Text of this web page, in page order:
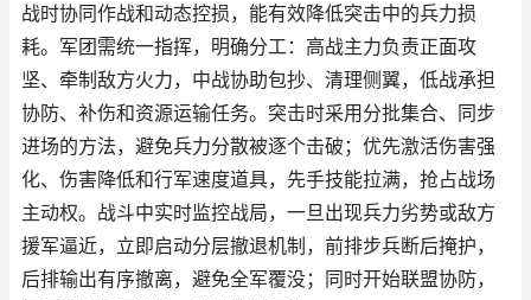
战时协同作战和动态控损，能有效降低突击中的兵力损
耗。军团需统一指挥，明确分工：高战主力负责正面攻
坚、牵制敌方火力，中战协助包抄、清理侧翼，低战承担
协防、补伤和资源运输任务。突击时采用分批集合、同步
进场的方法，避免兵力分散被逐个击破；优先激活伤害强
化、伤害降低和行军速度道具，先手技能拉满，抢占战场
主动权。战斗中实时监控战局，一旦出现兵力劣势或敌方
援军逼近，立即启动分层撤退机制，前排步兵断后掩护，
后排输出有序撤离，避免全军覆没；同时开始联盟协防，